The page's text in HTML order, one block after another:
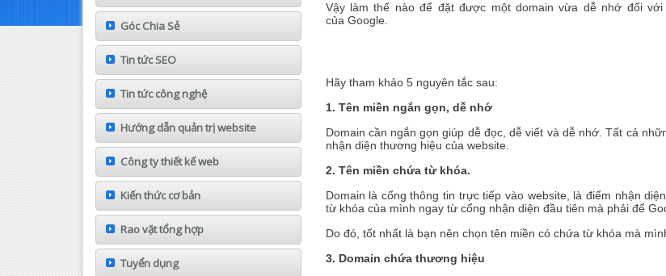
Góc Chia Sẻ
Tin tức SEO
Tin tức công nghệ
Hướng dẫn quản trị website
Công ty thiết kế web
Kiến thức cơ bản
Rao vặt tổng hợp
Tuyển dụng
Vậy làm thế nào để đặt được một domain vừa dễ nhớ đối
của Google.
Hãy tham khảo 5 nguyên tắc sau:
1. Tên miền ngắn gọn, dễ nhớ
Domain cần ngắn gọn giúp dễ đọc, dễ viết và dễ nhớ. Tất cả
nhận diện thương hiệu của website.
2. Tên miền chứa từ khóa.
Domain là cổng thông tin trực tiếp vào website, là điểm nhận
từ khóa của mình ngay từ cổng nhận diện đầu tiên mà phải để
Do đó, tốt nhất là bạn nên chọn tên miền có chứa từ khóa mà
3. Domain chứa thương hiệu